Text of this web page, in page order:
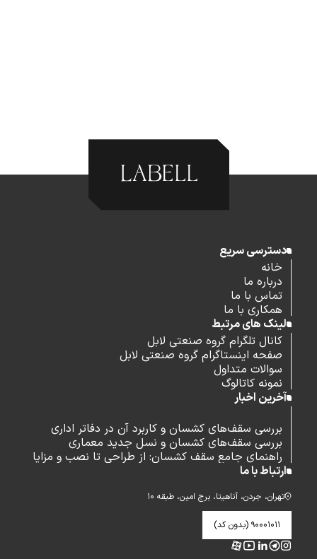
دسترسی سریع
خانه
درباره ما
تماس با ما
همکاری با ما
لینک های مرتبط
کانال تلگرام گروه صنعتی لابل
صفحه اینستاگرام گروه صنعتی لابل
سوالات متداول
نمونه کاتالوگ
آخرین اخبار
بررسی سقف‌های کشسان و کاربرد آن در دفاتر اداری
بررسی سقف‌های کشسان و نسل جدید معماری
راهنمای جامع سقف کشسان: از طراحی تا نصب و مزایا
ارتباط با ما
تهران، جردن، آناهیتا، برج امین، طبقه ۱۰
۹۰۰۰۱۰۱۱ (بدون کد)